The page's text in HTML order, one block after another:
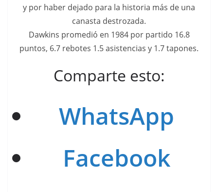
y por haber dejado para la historia más de una
canasta destrozada.
Dawkins promedió en 1984 por partido 16.8
puntos, 6.7 rebotes 1.5 asistencias y 1.7 tapones.
Comparte esto:
WhatsApp
Facebook